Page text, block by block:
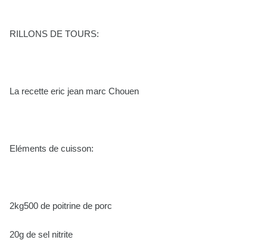
RILLONS DE TOURS:
La recette eric jean marc Chouen
Eléments de cuisson:
2kg500 de poitrine de porc
20g de sel nitrite